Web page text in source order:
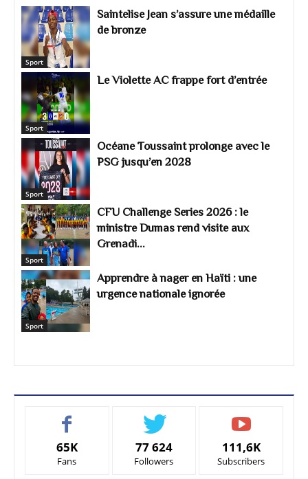
Sport
Saintelise Jean s’assure une médaille
de bronze
Sport
Le Violette AC frappe fort d’entrée
Sport
Océane Toussaint prolonge avec le
PSG jusqu’en 2028
Sport
CFU Challenge Series 2026 : le
ministre Dumas rend visite aux
Grenadi...
Sport
Apprendre à nager en Haïti : une
urgence nationale ignorée
65K
Fans
77 624
Followers
111,6K
Subscribers